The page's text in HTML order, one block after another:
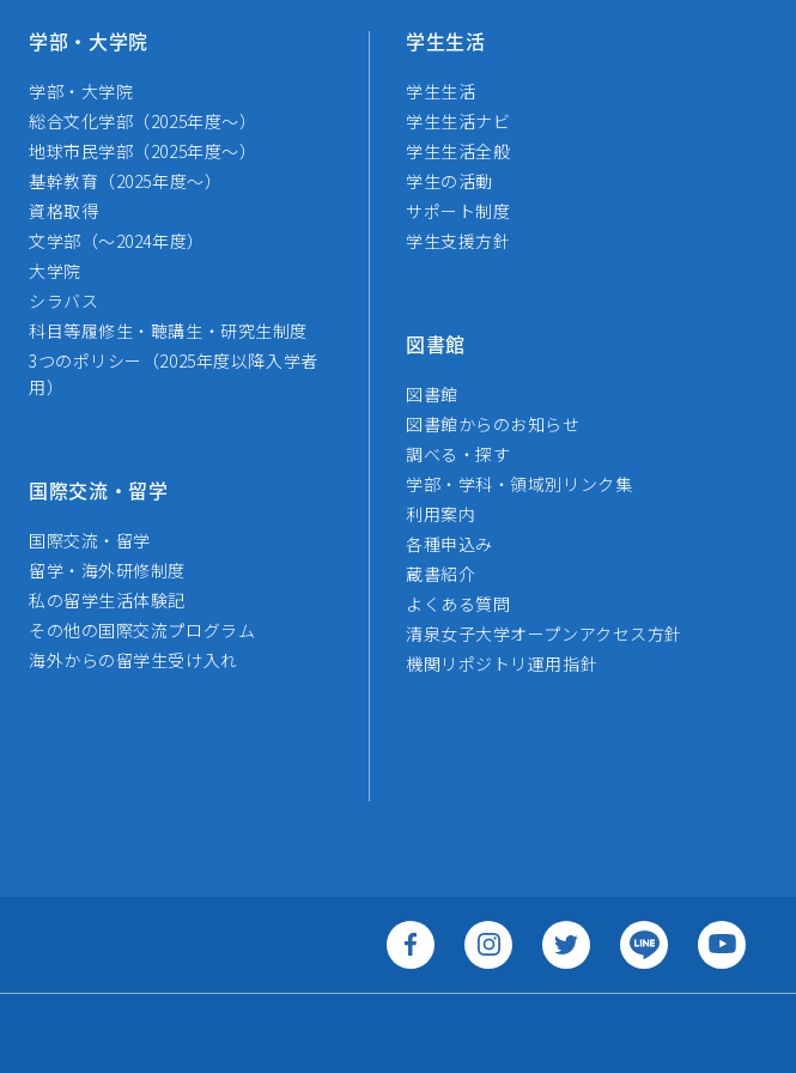
学部・大学院
学部・大学院
総合文化学部（2025年度～）
地球市民学部（2025年度～）
基幹教育（2025年度～）
資格取得
文学部（～2024年度）
大学院
シラバス
科目等履修生・聴講生・研究生制度
3つのポリシー（2025年度以降入学者
用）
国際交流・留学
国際交流・留学
留学・海外研修制度
私の留学生活体験記
その他の国際交流プログラム
海外からの留学生受け入れ
学生生活
学生生活
学生生活ナビ
学生生活全般
学生の活動
サポート制度
学生支援方針
図書館
図書館
図書館からのお知らせ
調べる・探す
学部・学科・領域別リンク集
利用案内
各種申込み
蔵書紹介
よくある質問
清泉女子大学オープンアクセス方針
機関リポジトリ運用指針